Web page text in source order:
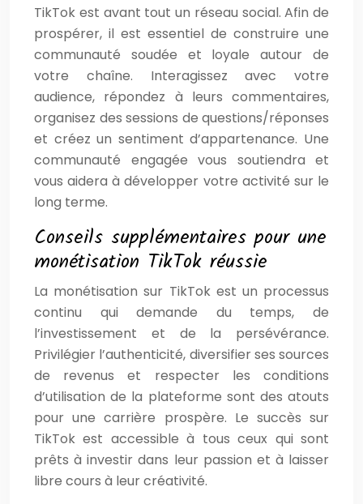
TikTok est avant tout un réseau social. Afin de
prospérer, il est essentiel de construire une
communauté soudée et loyale autour de
votre chaîne. Interagissez avec votre
audience, répondez à leurs commentaires,
organisez des sessions de questions/réponses
et créez un sentiment d’appartenance. Une
communauté engagée vous soutiendra et
vous aidera à développer votre activité sur le
long terme.
Conseils supplémentaires pour une
monétisation TikTok réussie
La monétisation sur TikTok est un processus
continu qui demande du temps, de
l’investissement et de la persévérance.
Privilégier l’authenticité, diversifier ses sources
de revenus et respecter les conditions
d’utilisation de la plateforme sont des atouts
pour une carrière prospère. Le succès sur
TikTok est accessible à tous ceux qui sont
prêts à investir dans leur passion et à laisser
libre cours à leur créativité.